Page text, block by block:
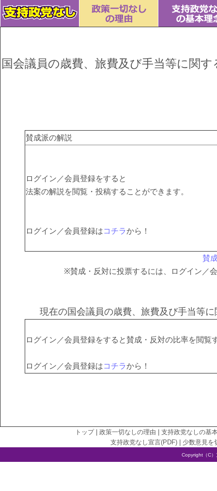
国会議員の歳費、旅費及び手当等に関
賛成派の解説
ログイン／会員登録をすると
法案の解説を閲覧・投稿することができます。
ログイン／会員登録はコチラから！
賛
※賛成・反対に投票するには、ログイン／
現在の国会議員の歳費、旅費及び手当等
ログイン／会員登録をすると賛成・反対の比率を閲覧
ログイン／会員登録はコチラから！
トップ| 政策一切なしの理由
支持政党なしの基
支持政党なし宣言(PDF)
少数意見を
Copyright（C